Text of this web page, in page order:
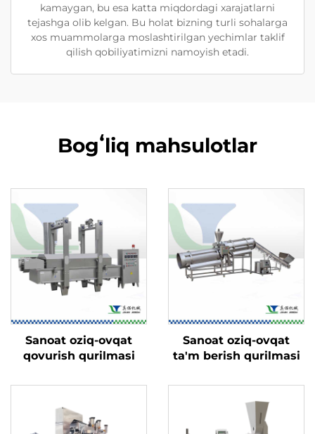
kamaygan, bu esa katta miqdordagi xarajatlarni
tejashga olib kelgan. Bu holat bizning turli sohalarga
xos muammolarga moslashtirilgan yechimlar taklif
qilish qobiliyatimizni namoyish etadi.
Bogʻliq mahsulotlar
Sanoat oziq-ovqat
qovurish qurilmasi
Sanoat oziq-ovqat
ta'm berish qurilmasi